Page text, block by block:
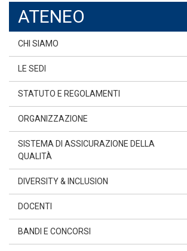
ATENEO
CHI SIAMO
LE SEDI
STATUTO E REGOLAMENTI
ORGANIZZAZIONE
SISTEMA DI ASSICURAZIONE DELLA
QUALITÀ
DIVERSITY & INCLUSION
DOCENTI
BANDI E CONCORSI